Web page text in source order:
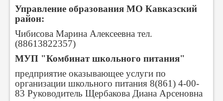
Управление образования МО Кавказский
район:
Чибисова Марина Алексеевна тел.
(88613822357)
МУП "Комбинат школьного питания"
предприятие оказывающее услуги по
организации школьного питания 8(861) 4-00-
83 Руководитель Щербакова Диана Арсеновна